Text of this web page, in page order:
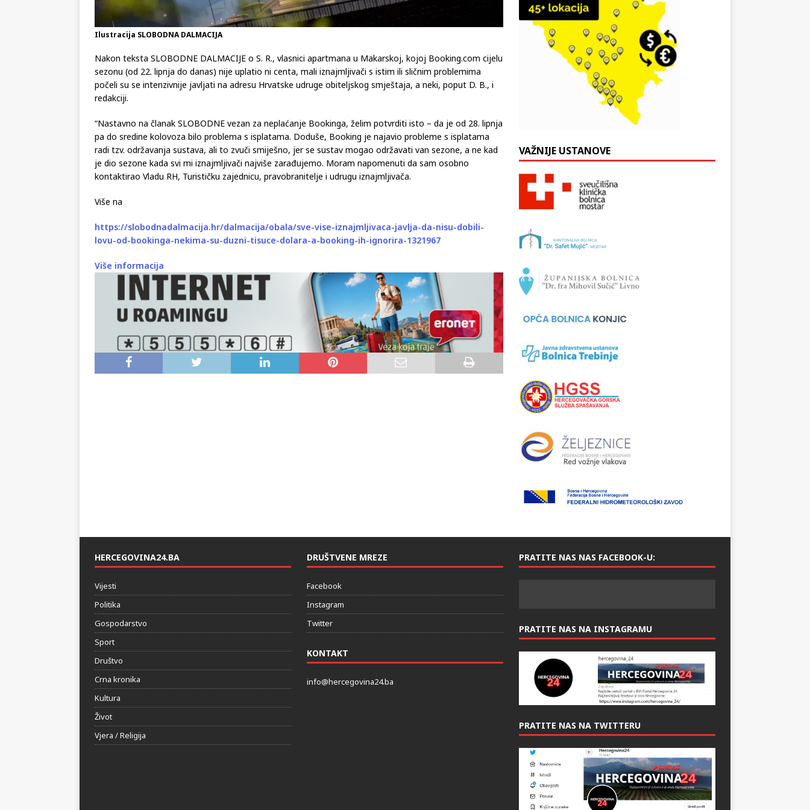
Ilustracija SLOBODNA DALMACIJA
Nakon teksta SLOBODNE DALMACIJE o S. R., vlasnici apartmana u Makarskoj, kojoj Booking.com cijelu
sezonu (od 22. lipnja do danas) nije uplatio ni centa, mali iznajmljivači s istim ili sličnim problemima
počeli su se intenzivnije javljati na adresu Hrvatske udruge obiteljskog smještaja, a neki, poput D. B., i
redakciji.
“Nastavno na članak SLOBODNE vezan za neplaćanje Bookinga, želim potvrditi isto – da je od 28. lipnja
pa do sredine kolovoza bilo problema s isplatama. Doduše, Booking je najavio probleme s isplatama
radi tzv. održavanja sustava, ali to zvuči smiješno, jer se sustav mogao održavati van sezone, a ne kad
je dio sezone kada svi mi iznajmljivači najviše zarađujemo. Moram napomenuti da sam osobno
kontaktirao Vladu RH, Turističku zajednicu, pravobranitelje i udrugu iznajmljivača.
Više na
https://slobodnadalmacija.hr/dalmacija/obala/sve-vise-iznajmljivaca-javlja-da-nisu-dobili-
lovu-od-bookinga-nekima-su-duzni-tisuce-dolara-a-booking-ih-ignorira-1321967
Više informacija
VAŽNIJE USTANOVE
HERCEGOVINA24.BA
Vijesti
Politika
Gospodarstvo
Sport
Društvo
Crna kronika
Kultura
Život
Vjera / Religija
DRUŠTVENE MREZE
Facebook
Instagram
Twitter
KONTAKT
info@hercegovina24.ba
PRATITE NAS NAS FACEBOOK-U:
PRATITE NAS NA INSTAGRAMU
PRATITE NAS NA TWITTERU